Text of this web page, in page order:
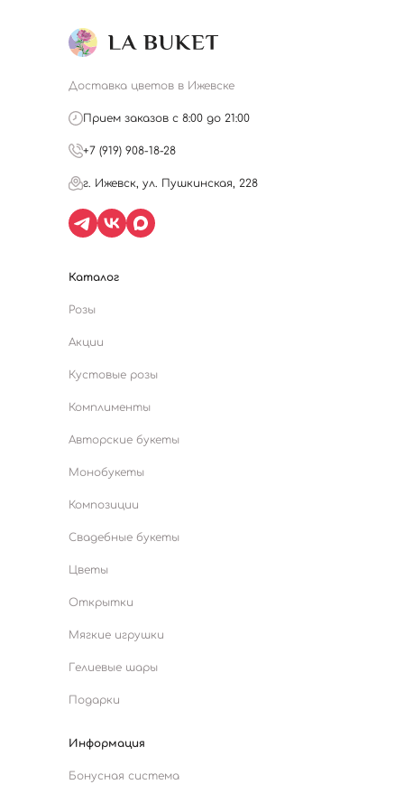
Доставка цветов в Ижевске
Прием заказов с 8:00 до 21:00
+7 (919) 908-18-28
г. Ижевск, ул. Пушкинская, 228
Каталог
Розы
Акции
Кустовые розы
Комплименты
Авторские букеты
Монобукеты
Композиции
Свадебные букеты
Цветы
Открытки
Мягкие игрушки
Гелиевые шары
Подарки
Информация
Бонусная система